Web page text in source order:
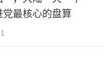
最核心的盘算